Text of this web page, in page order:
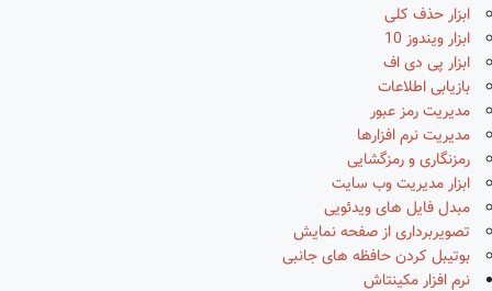
ابزار حذف کلی
ابزار ویندوز 10
ابزار پی دی اف
بازیابی اطلاعات
مدیریت رمز عبور
مدیریت نرم افزارها
رمزنگاری و رمزگشایی
ابزار مدیریت وب سایت
مبدل فایل های ویدئویی
تصویربرداری از صفحه نمایش
بوتیبل کردن حافظه های جانبی
نرم افزار مکینتاش